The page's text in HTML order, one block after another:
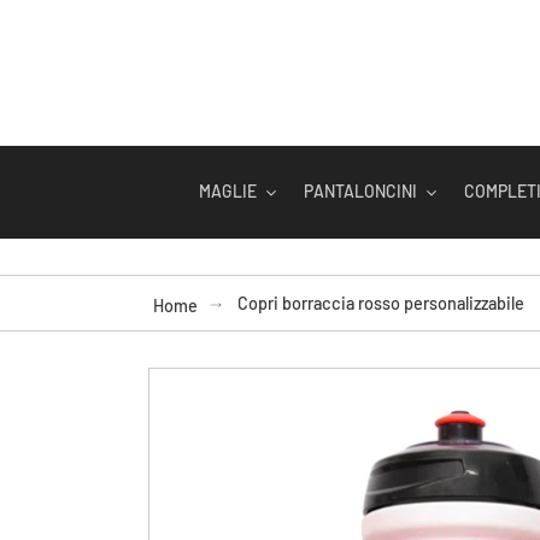
MAGLIE PANTALONCINI
Home Copri borraccia rosso personalizzabile